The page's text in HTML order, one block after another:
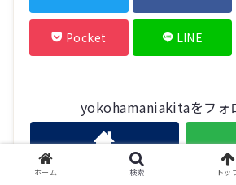
Pocket LINE
yokohamaniakitaをフォ
ホーム 検索 トッ